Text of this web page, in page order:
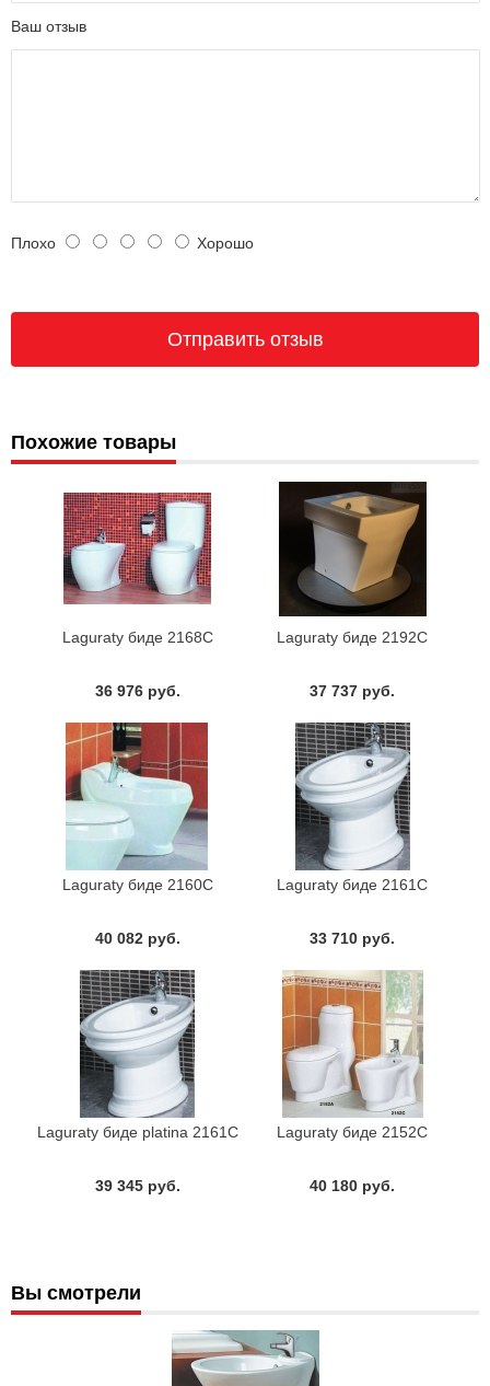
Ваш отзыв
Плохо Хорошо
Похожие товары
Laguraty биде 2168С
36 976 руб.
Laguraty биде 2192С
37 737 руб.
Laguraty биде 2160С
40 082 руб.
Laguraty биде 2161С
33 710 руб.
Laguraty биде platina 2161С
39 345 руб.
Laguraty биде 2152С
40 180 руб.
Вы смотрели